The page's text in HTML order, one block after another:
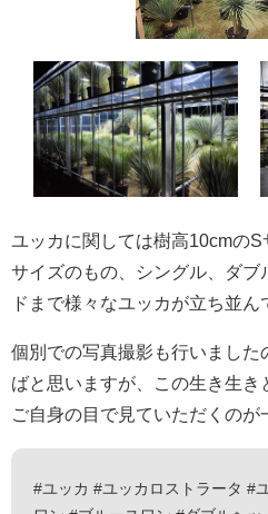
ユッカに関しては樹高10cmの
サイズのもの、シングル、ダブ
ドまで様々なユッカが立ち並ん
個別での写真撮影も行いまし
ばと思いますが、この生き生き
ご自身の目で見ていただくのが
#ユッカ #ユッカロストラータ #